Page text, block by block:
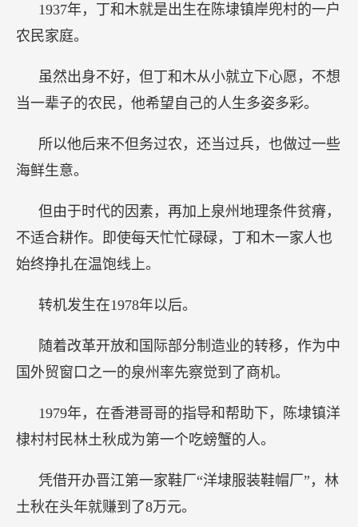
1937年，丁和木就是出生在陈埭镇岸兜村的一户
农民家庭。
虽然出身不好，但丁和木从小就立下心愿，不想
当一辈子的农民，他希望自己的人生多姿多彩。
所以他后来不但务过农，还当过兵，也做过一些
海鲜生意。
但由于时代的因素，再加上泉州地理条件贫瘠，
不适合耕作。即使每天忙忙碌碌，丁和木一家人也
始终挣扎在温饱线上。
转机发生在1978年以后。
随着改革开放和国际部分制造业的转移，作为中
国外贸窗口之一的泉州率先察觉到了商机。
1979年，在香港哥哥的指导和帮助下，陈埭镇洋
棣村村民林土秋成为第一个吃螃蟹的人。
凭借开办晋江第一家鞋厂“洋埭服装鞋帽厂”，林
土秋在头年就赚到了8万元。